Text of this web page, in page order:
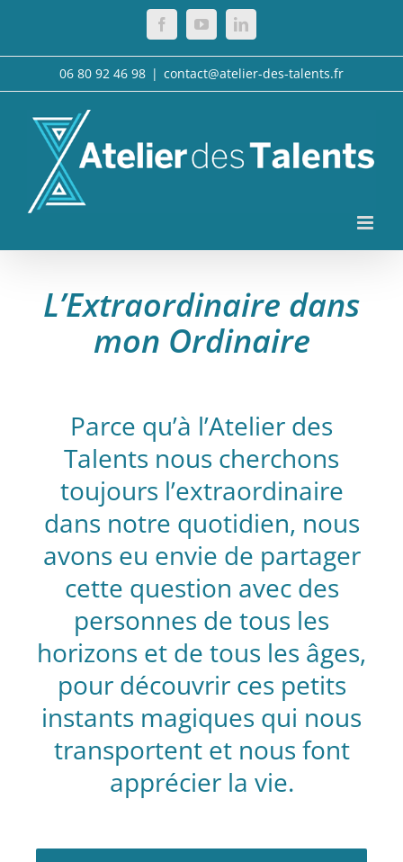
FacebookYouTubeLinkedIn
06 80 92 46 98 | contact@atelier-des-talents.fr
L’Extraordinaire dans
mon Ordinaire
Parce qu’à l’Atelier des
Talents nous cherchons
toujours l’extraordinaire
dans notre quotidien, nous
avons eu envie de partager
cette question avec des
personnes de tous les
horizons et de tous les âges,
pour découvrir ces petits
instants magiques qui nous
transportent et nous font
apprécier la vie.